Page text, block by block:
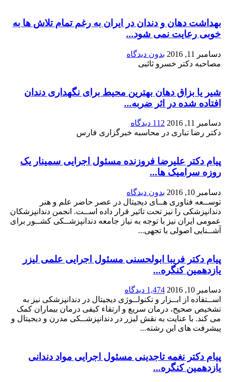
بهداشت دهان و دندان در ایران به رغم تمام تلاش ها به
خوبی رعایت نمی شود...
دسامبر 11, 2016
بدون دیدگاه
مصاحبه دکتر خسرو ثائبی
شیر یا بزاق دهان بهترین محیط برای نگهداری دندان
افتاده شده در اثر ضربه...
دسامبر 11, 2016
112 دیدگاه
دکتر رضا تباری در محاسبه خبرگزاری فارس
پیام دکتر علیرضا فروزنده مسئول اجرایی سمینار یک
روزه سرامیک ها...
دسامبر 10, 2016
بدون دیدگاه
توســعه فناوری هــای دیجیتال در عصر حاضر علم و هنر
دندانپزشکی را نیز تحت تاثیر قرار داده اســت. انجمن دندانپزشکان
عمومی ایران نیز با توجه به نیاز جامعه دندانپزشــکی کشــور برای
آشــنایی اصولی با تجهی...
پیام دکتر فریبا ابولحسنی مسئول اجرایی علمی لیزر
یازدهمین کنگره...
دسامبر 10, 2016
1,474 دیدگاه
اســتفاده از ابــزار و تکنولــوژی دیجیتال در دندانپزشکی نیز به
تشخیص صحیح، درمان سریع و ارتقاء کیفی درمان بیماران کمک
می کند. با عنایت به نقش لیزر در دندانپزشــکی مدرن و دیجیتال و
پیشرفت های این رشته...
پیام دکتر نغمه تاجدینی مسئول اجرایی مواد دندانی
یازدهمین کنگره...